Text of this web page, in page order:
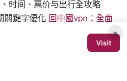
时间、票价与出行全攻略
關鍵字優化 回中國vpn：全面
台灣也能順暢連線中國網路
devices: Top picks,
×
Visit